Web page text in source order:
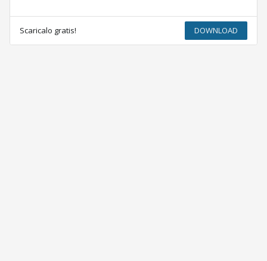
Scaricalo gratis! DOWNLOAD